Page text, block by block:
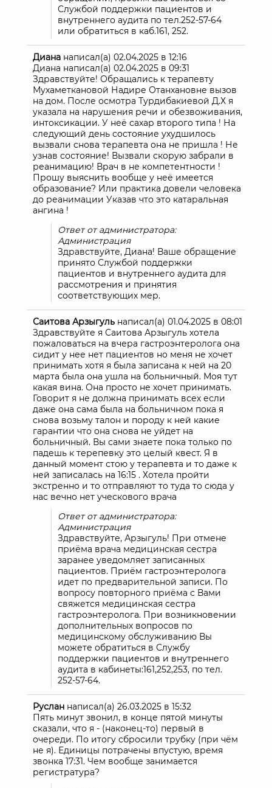
Службой поддержки пациентов и
внутреннего аудита по тел.252-57-64
или обратиться в каб.161, 252.
Диана написал(а) 02.04.2025 в 12:16
Диана написал(а) 02.04.2025 в 09:31
Здравствуйте! Обращались к терапевту
Мухаметкановой Надире Отанхановне вызов
на дом. После осмотра Турдибакиевой Д.Х я
указала на нарушения речи и обезвоживания,
интоксикации. У неё сахар второго типа ! На
следующий день состояние ухудшилось
вызвали снова терапевта она не пришла ! Не
узнав состояние! Вызвали скорую забрали в
реанимацию! Врач в не компетентности !
Прошу выяснить вообще у неё имеется
образование? Или практика довели человека
до реанимации Указав что это катаральная
ангина !
Ответ от администратора:
Администрация
Здравствуйте, Диана! Ваше обращение
принято Службой поддержки
пациентов и внутреннего аудита для
рассмотрения и принятия
соответствующих мер.
Саитова Арзыгуль написал(а) 01.04.2025 в 08:01
Здравствуйте я Саитова Арзыгуль хотела
пожаловаться на вчера гастроэнтеролога она
сидит у нее нет пациентов но меня не хочет
принимать хотя я была записана к ней на 20
марта была она ушла на больничный. Моя тут
какая вина. Она просто не хочет принимать.
Говорит я не должна принимать всех если
даже она сама была на больничном пока я
снова возьму талон и породу к ней какие
гарантии что она снова не уйдет на
больничный. Вы сами знаете пока только по
падешь к терепевку это целый квест. Я в
данный момент стою у терапевта и то даже к
ней записалась на 16:15 . Хотела пройти
экстренно и то отправляют то туда то сюда у
нас вечно нет уческового врача
Ответ от администратора:
Администрация
Здравствуйте, Арзыгуль! При отмене
приёма врача медицинская сестра
заранее уведомляет записанных
пациентов. Приём гастроэнтеролога
идет по предварительной записи. По
вопросу повторного приёма с Вами
свяжется медицинская сестра
гастроэнтеролога. При возникновении
дополнительных вопросов по
медицинскому обслуживанию Вы
можете обратиться в Службу
поддержки пациентов и внутреннего
аудита в кабинеты:161,252,253, по тел.
252-57-64.
Руслан написал(а) 26.03.2025 в 15:32
Пять минут звонил, в конце пятой минуты
сказали, что я - (наконец-то) первый в
очереди. По итогу сбросили трубку (при чём
не я). Единицы потрачены впустую, время
звонка 17:31. Чем вообще занимается
регистратура?